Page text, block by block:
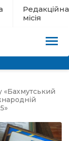
Редакційна
місія
«Бахмутський